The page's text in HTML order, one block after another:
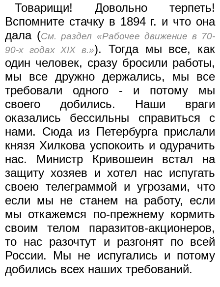
Товарищи! Довольно терпеть!
Вспомните стачку в 1894 г. и что она
дала (См. раздел «Рабочее движение в 70-
90-х годах XIX в.»). Тогда мы все, как
один человек, сразу бросили работы,
мы все дружно держались, мы все
требовали одного - и потому мы
своего добились. Наши враги
оказались бессильны справиться с
нами. Сюда из Петербурга прислали
князя Хилкова успокоить и одурачить
нас. Министр Кривошеин встал на
защиту хозяев и хотел нас испугать
своею телеграммой и угрозами, что
если мы не станем на работу, если
мы откажемся по-прежнему кормить
своим телом паразитов-акционеров,
то нас разочтут и разгонят по всей
России. Мы не испугались и потому
добились всех наших требований.